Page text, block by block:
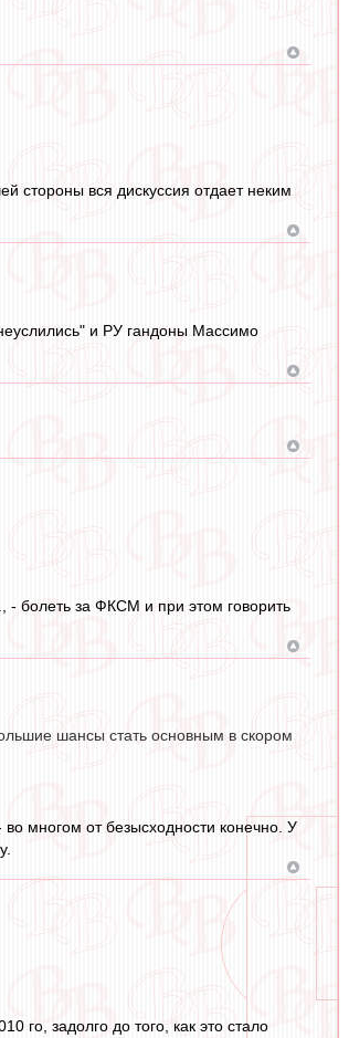
стороны вся дискуссия отдает неким
и РУ гандоны Массимо
- болеть за ФКСМ и при этом говорить
шансы стать основным в скором
многом от безысходности конечно. У
задолго до того, как это стало